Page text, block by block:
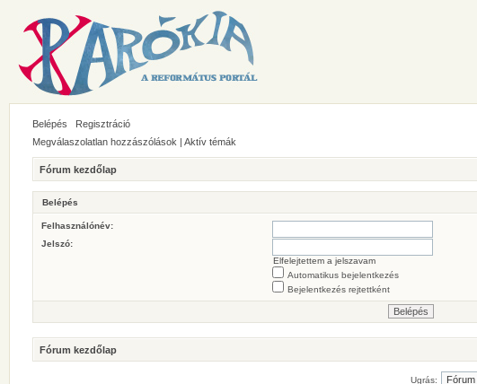
Belépés Regisztráció
Megválaszolatlan hozzászólások | Aktív témák
Fórum kezdőlap
Belépés
Felhasználónév:
Jelszó:
Elfelejtettem a jelszavam
Automatikus bejelentkezés
Bejelentkezés rejtettként
Fórum kezdőlap
Ugrás: